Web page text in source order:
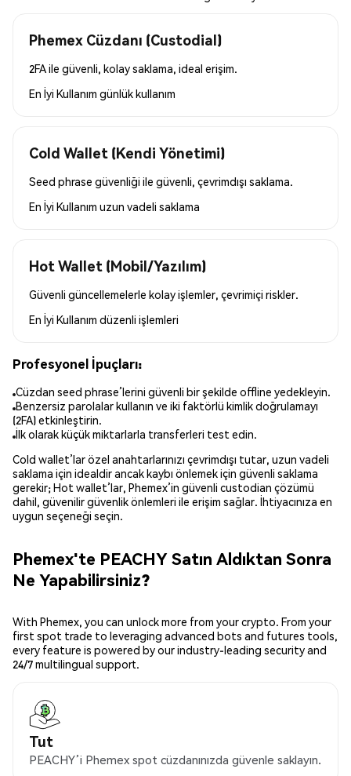
Phemex Cüzdanı (Custodial)
2FA ile güvenli, kolay saklama, ideal erişim.
En İyi Kullanım günlük kullanım
Cold Wallet (Kendi Yönetimi)
Seed phrase güvenliği ile güvenli, çevrimdışı saklama.
En İyi Kullanım uzun vadeli saklama
Hot Wallet (Mobil/Yazılım)
Güvenli güncellemelerle kolay işlemler, çevrimiçi riskler.
En İyi Kullanım düzenli işlemleri
Profesyonel İpuçları:
Cüzdan seed phrase’lerini güvenli bir şekilde offline yedekleyin.
Benzersiz parolalar kullanın ve iki faktörlü kimlik doğrulamayı
(2FA) etkinleştirin.
İlk olarak küçük miktarlarla transferleri test edin.
Cold wallet’lar özel anahtarlarınızı çevrimdışı tutar, uzun vadeli
saklama için idealdir ancak kaybı önlemek için güvenli saklama
gerekir; Hot wallet’lar, Phemex’in güvenli custodian çözümü
dahil, güvenilir güvenlik önlemleri ile erişim sağlar. İhtiyacınıza en
uygun seçeneği seçin.
Phemex'te PEACHY Satın Aldıktan Sonra
Ne Yapabilirsiniz?
With Phemex, you can unlock more from your crypto. From your
first spot trade to leveraging advanced bots and futures tools,
every feature is powered by our industry-leading security and
24/7 multilingual support.
Tut
PEACHY’i Phemex spot cüzdanınızda güvenle saklayın.